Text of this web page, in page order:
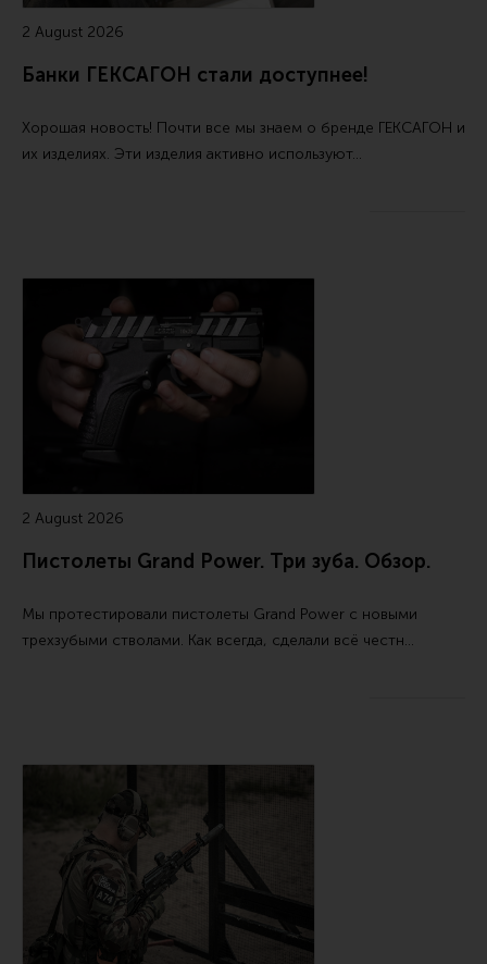
Обзоры
2 August 2026
Банки ГЕКСАГОН стали доступнее!
Хорошая новость! Почти все мы знаем о бренде ГЕКСАГОН и
их изделиях. Эти изделия активно используют…
2 August 2026
Пистолеты Grand Power. Три зуба. Обзор.
Мы протестировали пистолеты Grand Power с новыми
трехзубыми стволами. Как всегда, сделали всё честн…